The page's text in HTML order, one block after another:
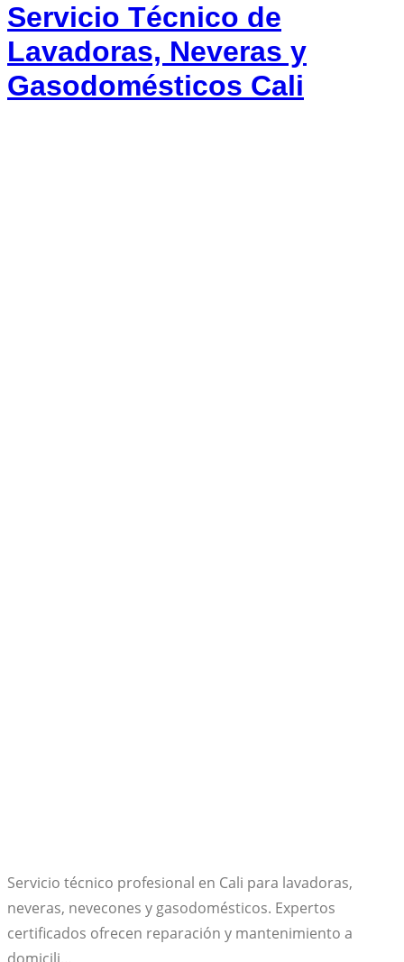
Servicio Técnico de
Lavadoras, Neveras y
Gasodomésticos Cali
Servicio técnico profesional en Cali para lavadoras,
neveras, nevecones y gasodomésticos. Expertos
certificados ofrecen reparación y mantenimiento a